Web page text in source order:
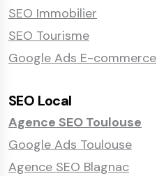
SEO Immobilier
SEO Tourisme
Google Ads E-commerce
SEO Local
Agence SEO Toulouse
Google Ads Toulouse
Agence SEO Blagnac